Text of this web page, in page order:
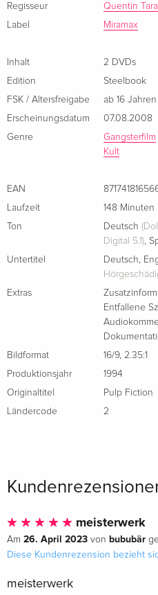
Limited Collector's Edition,
Blu-ray + DVD
Mediabook, Blu-ray + DVD
Deutsch
Englisch · UK Version
Standard Edition
Collector's Edition, 2 DVDs
Englisch · US Version
Box, Special Collector's Edition, 2
Standard Edition
Standard Edition
Französisch
Französisch
Standard Edition
(Uma Thurman) oder der
Willis).
Regisseur
Quentin
Label
Miramax
Inhalt
2 DVDs
Edition
Steelbook
FSK / Altersfreigabe
ab 16 Jahren
Erscheinungsdatum
07.08.2008
Genre
Gangsterfilm
Kult
EAN
Laufzeit
148 Minuten
Ton
Deutsch
Digital 5.1),
Untertitel
Deutsch,
Extras
Entfallene
Bildformat
16/9, 2.35:1
Produktionsjahr
1994
Originaltitel
Pulp Fiction
Ländercode
2
meisterwerk
Am 26. April 2023 von bububär
Diese Kundenrezension bezieht
meisterwerk